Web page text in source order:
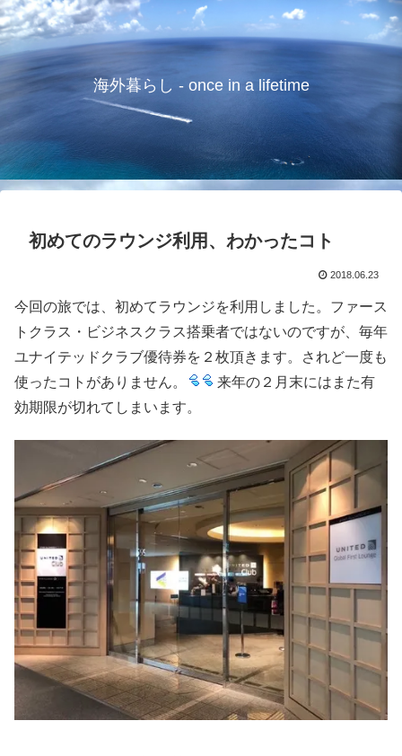
海外暮らし - once in a lifetime
初めてのラウンジ利用、わかったコト
2018.06.23
今回の旅では、初めてラウンジを利用しました。ファース
トクラス・ビジネスクラス搭乗者ではないのですが、毎年
ユナイテッドクラブ優待券を２枚頂きます。されど一度も
使ったコトがありません。
来年の２月末にはまた有
効期限が切れてしまいます。